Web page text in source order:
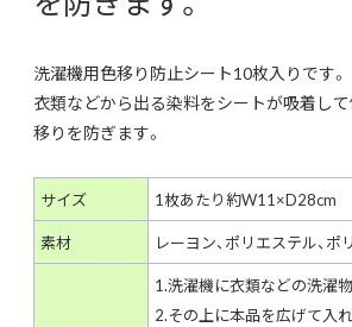
洗濯機用色移り防止シート10枚入りです。
衣類などから出る染料をシートが吸着し
移りを防ぎます。
サイズ
1枚あたり約W11×D28cm
素材
レーヨン、ポリエステル、
1.洗濯機に衣類などの洗濯
2.その上に本品を広げて入